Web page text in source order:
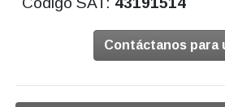
Contáctanos para